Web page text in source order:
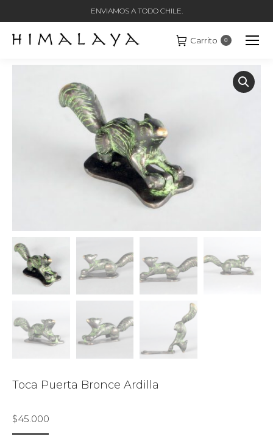
ENVIAMOS A TODO CHILE.
Carrito 0
Toca Puerta Bronce Ardilla
$45.000